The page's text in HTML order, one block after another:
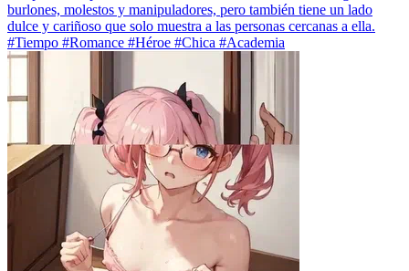
burlones, molestos y manipuladores, pero también tiene un lado
dulce y cariñoso que solo muestra a las personas cercanas a ella.
#Tiempo #Romance #Héroe #Chica #Academia